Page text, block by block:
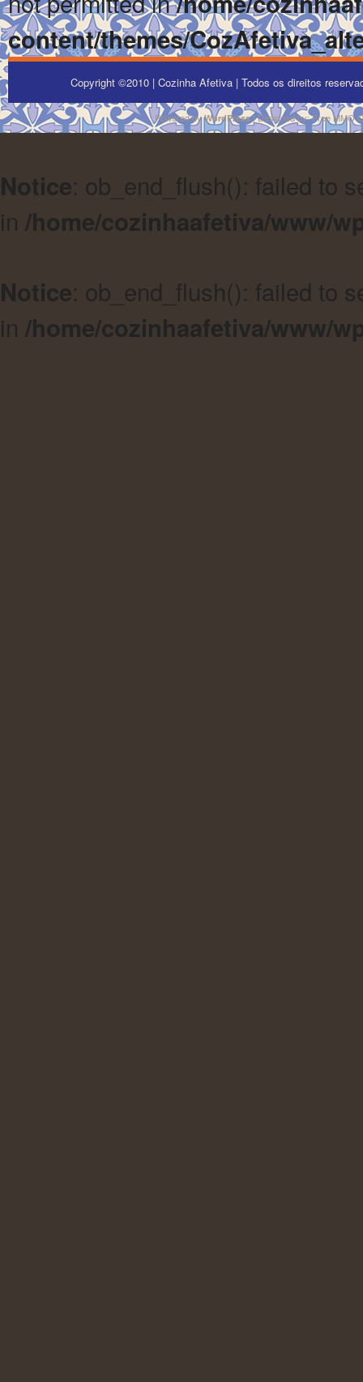
content/themes/
Copyright ©2010 | Cozinha Afetiva | Todos os direitos
Powered byWordPress| Designed by:Free MMO
Notice: ob_end_flush(): failed to
in /home/cozinhaafetiva/www/
Notice: ob_end_flush(): failed to
in /home/cozinhaafetiva/www/